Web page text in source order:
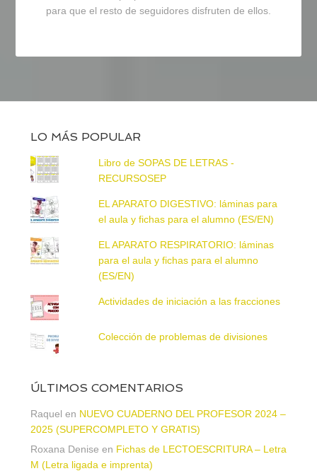
para que el resto de seguidores disfruten de ellos.
LO MÁS POPULAR
Libro de SOPAS DE LETRAS -
RECURSOSEP
EL APARATO DIGESTIVO: láminas para
el aula y fichas para el alumno (ES/EN)
EL APARATO RESPIRATORIO: láminas
para el aula y fichas para el alumno
(ES/EN)
Actividades de iniciación a las fracciones
Colección de problemas de divisiones
ÚLTIMOS COMENTARIOS
Raquel en NUEVO CUADERNO DEL PROFESOR 2024 –
2025 (SUPERCOMPLETO Y GRATIS)
Roxana Denise en Fichas de LECTOESCRITURA – Letra
M (Letra ligada e imprenta)